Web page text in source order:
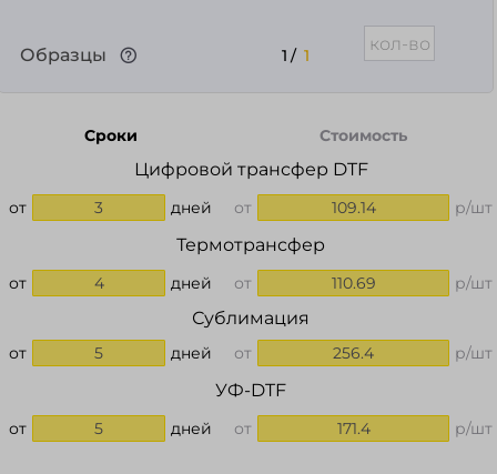
Образцы 1 / 1
Сроки Стоимость
Цифровой трансфер DTF
от 3 дней от 109.14 р/шт
Термотрансфер
от 4 дней от 110.69 р/шт
Сублимация
от 5 дней от 256.4 р/шт
УФ-DTF
от 5 дней от 171.4 р/шт